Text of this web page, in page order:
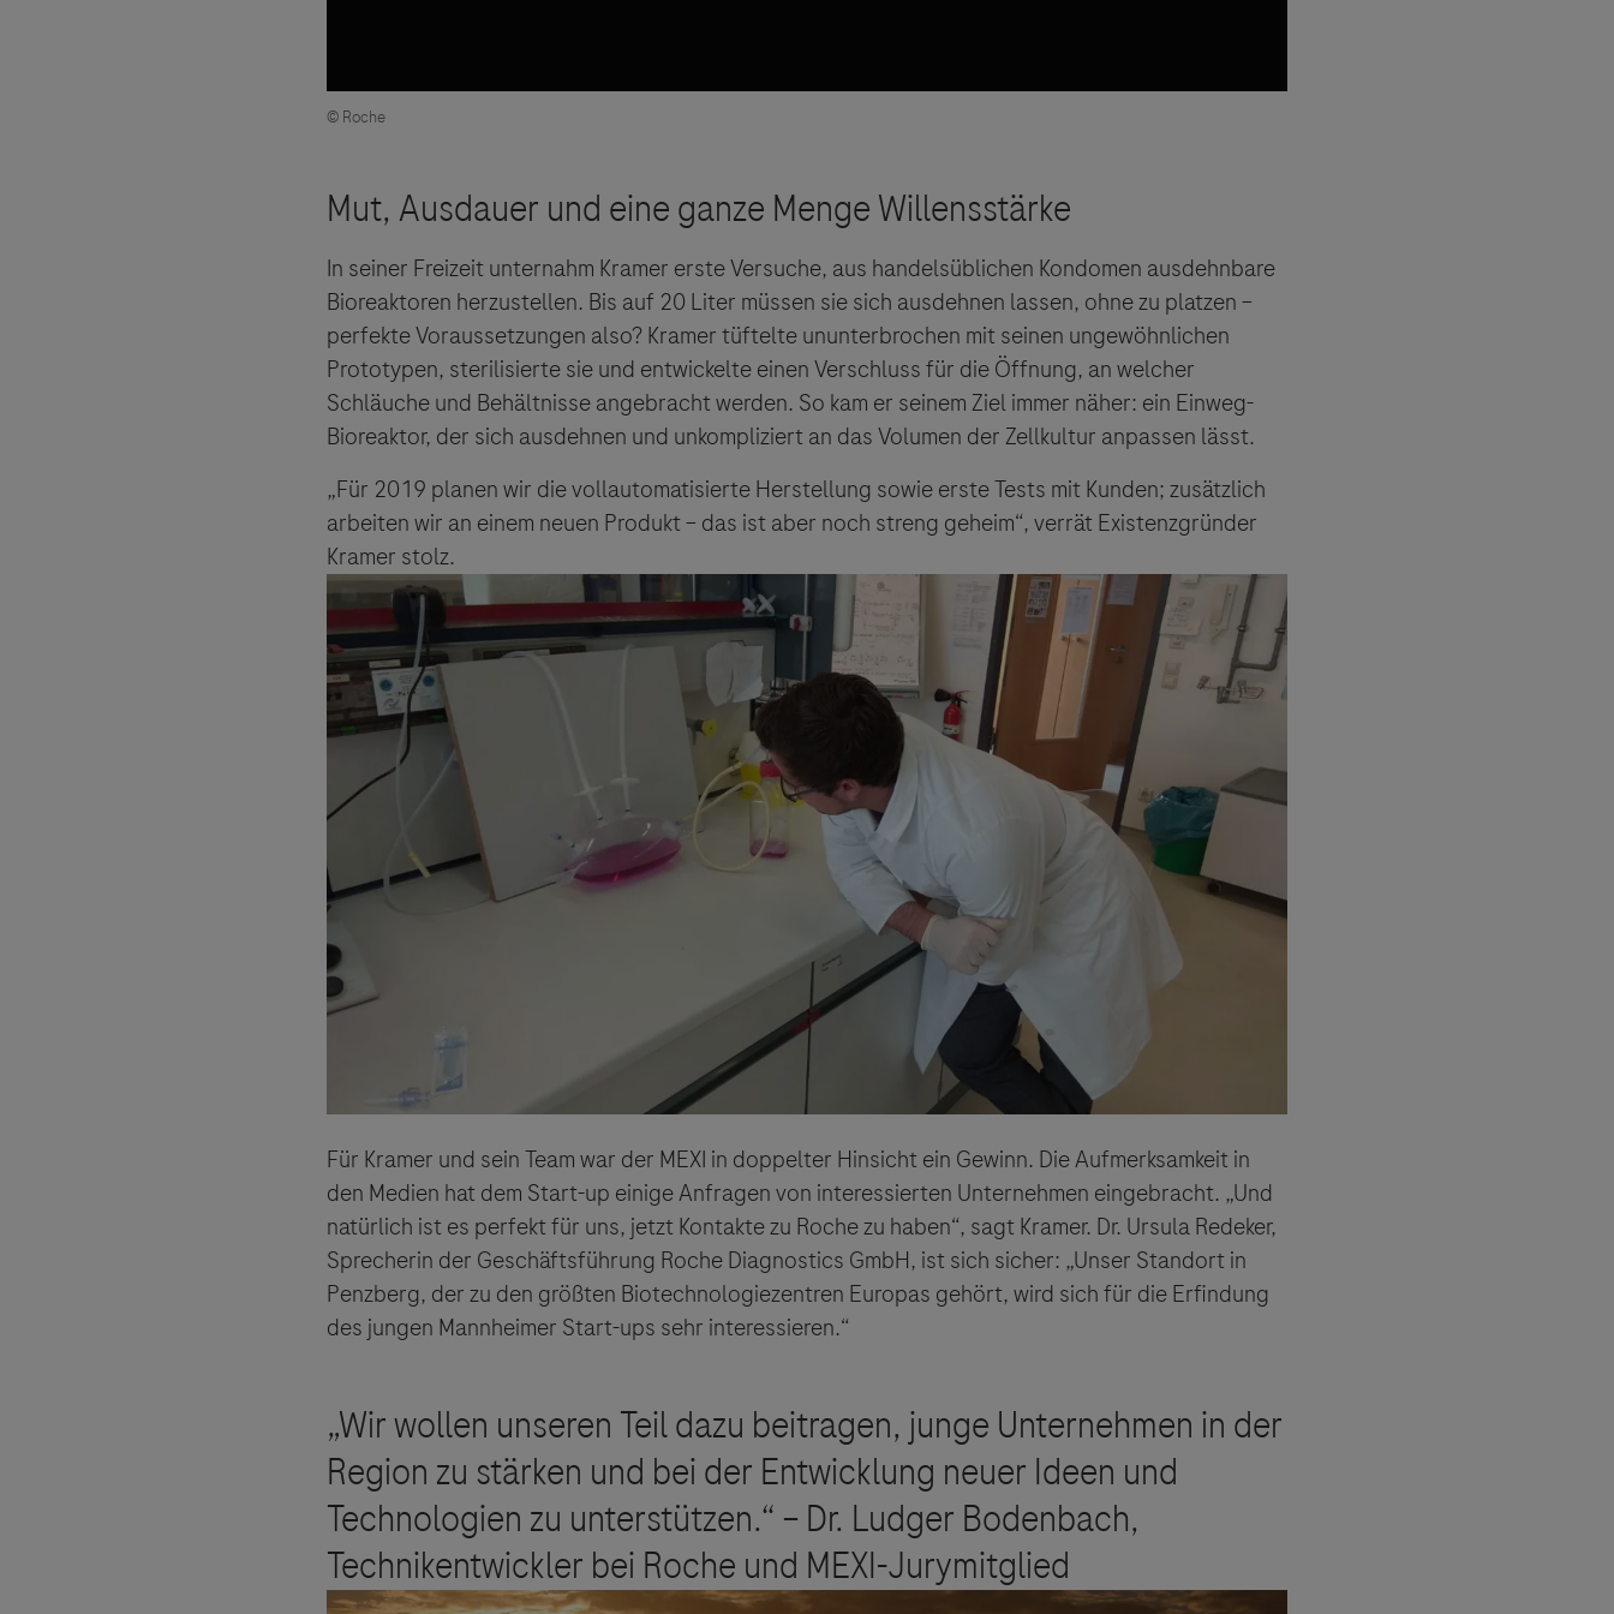
© Roche
In seiner Freizeit unternahm Kramer erste Versuche, aus handelsüblichen Kondomen ausdehnbare
Bioreaktoren herzustellen. Bis auf 20 Liter müssen sie sich ausdehnen lassen, ohne zu platzen –
perfekte Voraussetzungen also? Kramer tüftelte ununterbrochen mit seinen ungewöhnlichen
Prototypen, sterilisierte sie und entwickelte einen Verschluss für die Öffnung, an welcher
Schläuche und Behältnisse angebracht werden. So kam er seinem Ziel immer näher: ein Einweg-
Bioreaktor, der sich ausdehnen und unkompliziert an das Volumen der Zellkultur anpassen lässt.
„Für 2019 planen wir die vollautomatisierte Herstellung sowie erste Tests mit Kunden; zusätzlich
arbeiten wir an einem neuen Produkt – das ist aber noch streng geheim“, verrät Existenzgründer
Kramer stolz.
Für Kramer und sein Team war der MEXI in doppelter Hinsicht ein Gewinn. Die Aufmerksamkeit in
den Medien hat dem Start-up einige Anfragen von interessierten Unternehmen eingebracht. „Und
natürlich ist es perfekt für uns, jetzt Kontakte zu Roche zu haben“, sagt Kramer. Dr. Ursula Redeker,
Sprecherin der Geschäftsführung Roche Diagnostics GmbH, ist sich sicher: „Unser Standort in
Penzberg, der zu den größten Biotechnologiezentren Europas gehört, wird sich für die Erfindung
des jungen Mannheimer Start-ups sehr interessieren.“